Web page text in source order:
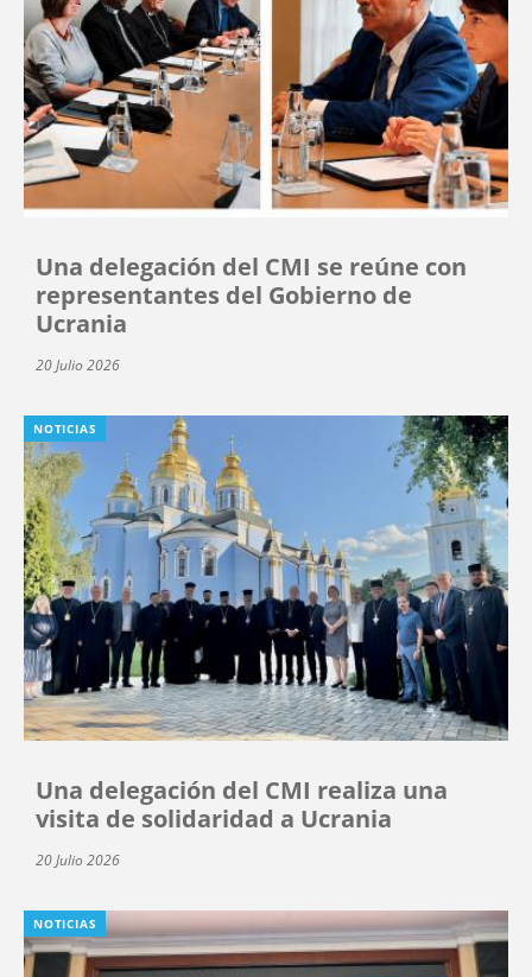
Una delegación del CMI se reúne con
representantes del Gobierno de
Ucrania
20 Julio 2026
NOTICIAS
Una delegación del CMI realiza una
visita de solidaridad a Ucrania
20 Julio 2026
NOTICIAS